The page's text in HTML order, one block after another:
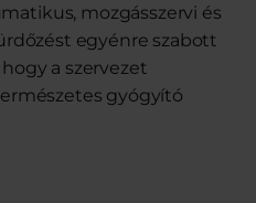
mozgásszervi és
egyénre szabott
a szervezet
gyógyító